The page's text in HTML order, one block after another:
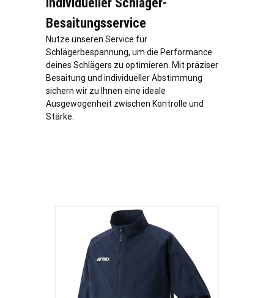
Besaitungsservice
Nutze unseren Service für
Schlägerbespannung, um die Performance
deines Schlägers zu optimieren. Mit präziser
Besaitung und individueller Abstimmung
sichern wir zu Ihnen eine ideale
Ausgewogenheit zwischen Kontrolle und
Stärke.